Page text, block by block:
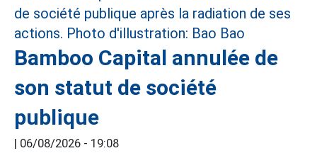
Bamboo Capital annulée de
son statut de société
publique
| 06/08/2026 - 19:08